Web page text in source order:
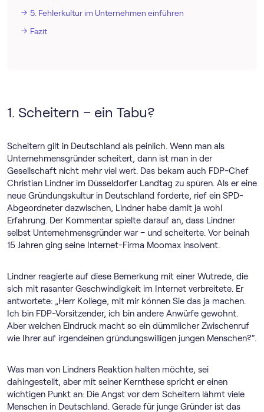
5. Fehlerkultur im Unternehmen einführen
Fazit
1. Scheitern – ein Tabu?
Scheitern gilt in Deutschland als peinlich. Wenn man als
Unternehmensgründer scheitert, dann ist man in der
Gesellschaft nicht mehr viel wert. Das bekam auch FDP-Chef
Christian Lindner im Düsseldorfer Landtag zu spüren. Als er eine
neue Gründungskultur in Deutschland forderte, rief ein SPD-
Abgeordneter dazwischen, Lindner habe damit ja wohl
Erfahrung. Der Kommentar spielte darauf an, dass Lindner
selbst Unternehmensgründer war – und scheiterte. Vor beinah
15 Jahren ging seine Internet-Firma Moomax insolvent.
Lindner reagierte auf diese Bemerkung mit einer Wutrede, die
sich mit rasanter Geschwindigkeit im Internet verbreitete. Er
antwortete: „Herr Kollege, mit mir können Sie das ja machen.
Ich bin FDP-Vorsitzender, ich bin andere Anwürfe gewohnt.
Aber welchen Eindruck macht so ein dümmlicher Zwischenruf
wie Ihrer auf irgendeinen gründungswilligen jungen Menschen?“.
Was man von Lindners Reaktion halten möchte, sei
dahingestellt, aber mit seiner Kernthese spricht er einen
wichtigen Punkt an: Die Angst vor dem Scheitern lähmt viele
Menschen in Deutschland. Gerade für junge Gründer ist das